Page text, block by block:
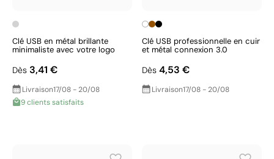
Clé USB en métal brillante
minimaliste avec votre logo
Dès 3,41 €
Livraison17/08 - 20/08
9 clients satisfaits
Clé USB professionnelle en cuir
et métal connexion 3.0
Dès 4,53 €
Livraison17/08 - 20/08